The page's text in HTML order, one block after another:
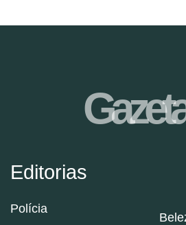
Editorias
Polícia